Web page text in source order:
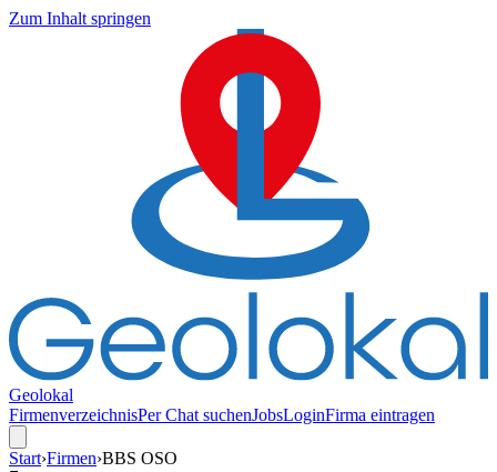
Zum Inhalt springen
Geolokal
FirmenverzeichnisPer Chat suchenJobsLoginFirma eintragen
Start›Firmen›BBS OSO